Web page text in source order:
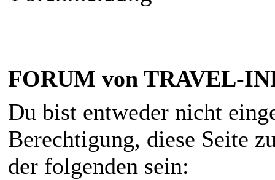
FORUM von TRAVEL-
Du bist entweder nicht
Berechtigung, diese Seite
der folgenden sein: